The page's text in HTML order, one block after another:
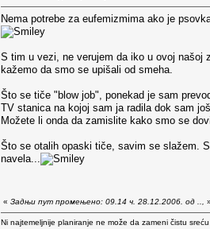
Nema potrebe za eufemizmima ako je
S tim u vezi, ne verujem da iko u ovoj našoj
kažemo da smo se upišali od smeha.
Što se tiče "blow job", ponekad je sam
TV stanica na kojoj sam ja radila dok sam
Možete li onda da zamislite kako smo se
Što se otalih opaski tiče, savim se slažem.
navela...
« Задњи пут промењено: 09.14 ч. 28.12.2006. од ..,
Ni najtemeljnije planiranje ne može da zameni čistu